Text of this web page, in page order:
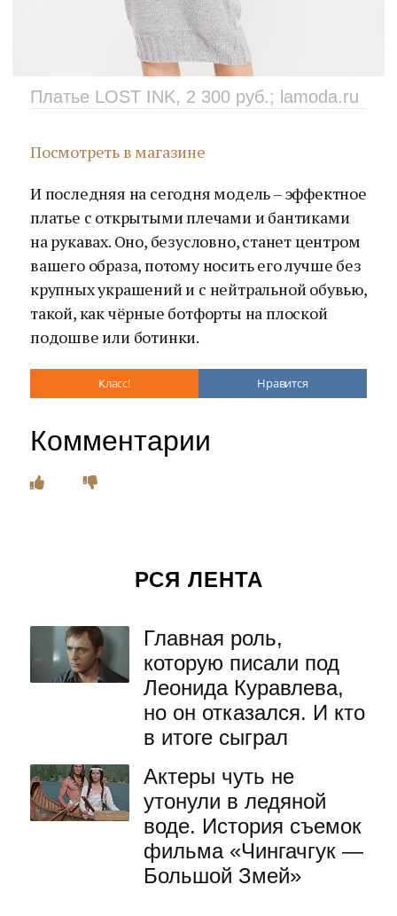
Платье LOST INK, 2 300 руб.; lamoda.ru
Посмотреть в магазине
И последняя на сегодня модель – эффектное
платье с открытыми плечами и бантиками
на рукавах. Оно, безусловно, станет центром
вашего образа, потому носить его лучше без
крупных украшений и с нейтральной обувью,
такой, как чёрные ботфорты на плоской
подошве или ботинки.
Класс! Нравится
Комментарии
РСЯ ЛЕНТА
Главная роль,
которую писали под
Леонида Куравлева,
но он отказался. И кто
в итоге сыграл
Актеры чуть не
утонули в ледяной
воде. История съемок
фильма «Чингачгук —
Большой Змей»